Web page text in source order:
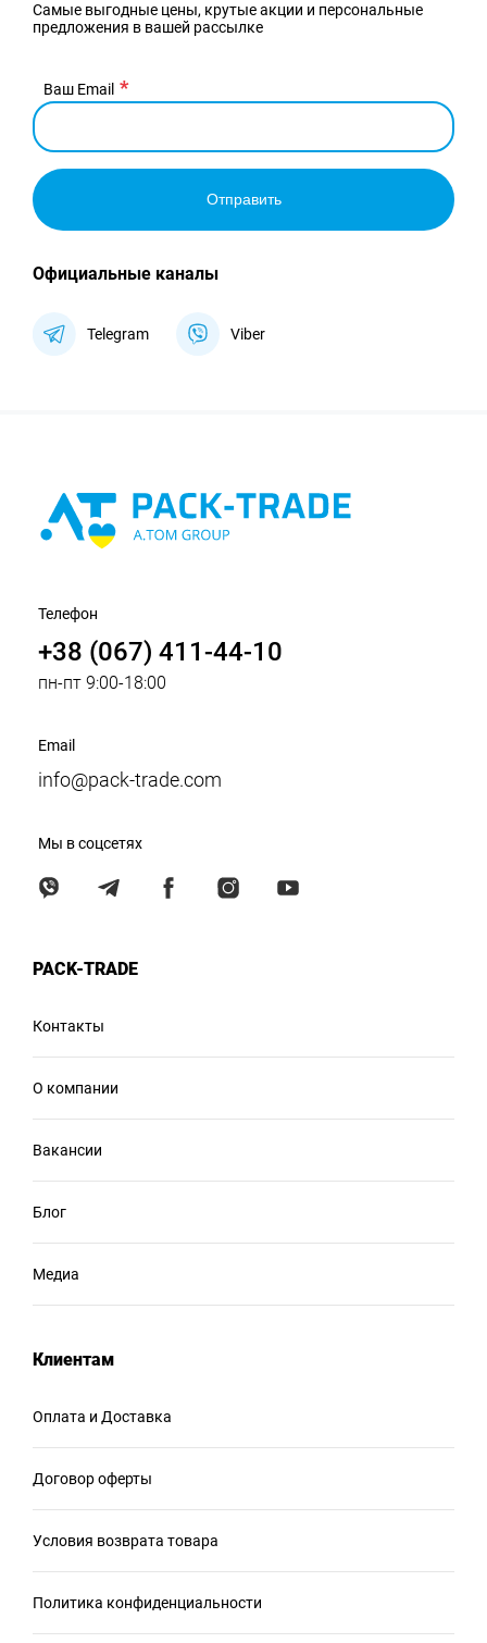
Самые выгодные цены, крутые акции и персональные
предложения в вашей рассылке
Ваш Email
Отправить
Официальные каналы
Telegram Viber
Телефон
+38 (067) 411-44-10
пн-пт 9:00-18:00
Email
info@pack-trade.com
Мы в соцсетях
PACK-TRADE
Контакты
О компании
Вакансии
Блог
Медиа
Клиентам
Оплата и Доставка
Договор оферты
Условия возврата товара
Политика конфиденциальности